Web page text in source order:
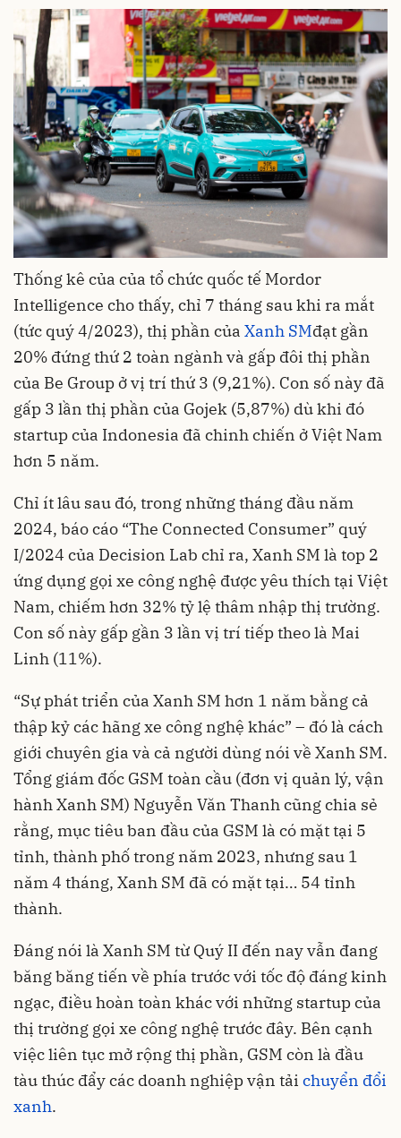
Thống kê của của tổ chức quốc tế Mordor
Intelligence cho thấy, chỉ 7 tháng sau khi ra mắt
(tức quý 4/2023), thị phần của Xanh SMđạt gần
20% đứng thứ 2 toàn ngành và gấp đôi thị phần
của Be Group ở vị trí thứ 3 (9,21%). Con số này đã
gấp 3 lần thị phần của Gojek (5,87%) dù khi đó
startup của Indonesia đã chinh chiến ở Việt Nam
hơn 5 năm.
Chỉ ít lâu sau đó, trong những tháng đầu năm
2024, báo cáo “The Connected Consumer” quý
I/2024 của Decision Lab chỉ ra, Xanh SM là top 2
ứng dụng gọi xe công nghệ được yêu thích tại Việt
Nam, chiếm hơn 32% tỷ lệ thâm nhập thị trường.
Con số này gấp gần 3 lần vị trí tiếp theo là Mai
Linh (11%).
“Sự phát triển của Xanh SM hơn 1 năm bằng cả
thập kỷ các hãng xe công nghệ khác” – đó là cách
giới chuyên gia và cả người dùng nói về Xanh SM.
Tổng giám đốc GSM toàn cầu (đơn vị quản lý, vận
hành Xanh SM) Nguyễn Văn Thanh cũng chia sẻ
rằng, mục tiêu ban đầu của GSM là có mặt tại 5
tỉnh, thành phố trong năm 2023, nhưng sau 1
năm 4 tháng, Xanh SM đã có mặt tại… 54 tỉnh
thành.
Đáng nói là Xanh SM từ Quý II đến nay vẫn đang
băng băng tiến về phía trước với tốc độ đáng kinh
ngạc, điều hoàn toàn khác với những startup của
thị trường gọi xe công nghệ trước đây. Bên cạnh
việc liên tục mở rộng thị phần, GSM còn là đầu
tàu thúc đẩy các doanh nghiệp vận tải chuyển đổi
xanh.